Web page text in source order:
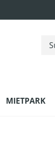
MIETPARK